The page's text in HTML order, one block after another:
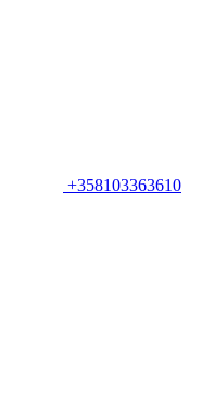
+358103363610